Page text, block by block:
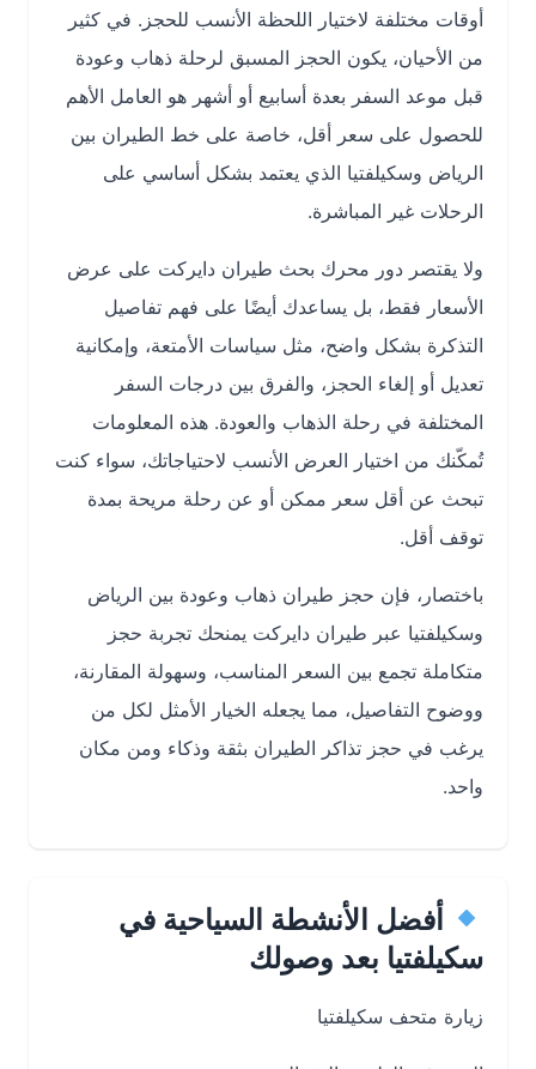
أوقات مختلفة لاختيار اللحظة الأنسب للحجز. في كثير
من الأحيان، يكون الحجز المسبق لرحلة ذهاب وعودة
قبل موعد السفر بعدة أسابيع أو أشهر هو العامل الأهم
للحصول على سعر أقل، خاصة على خط الطيران بين
الرياض وسكيلفتيا الذي يعتمد بشكل أساسي على
الرحلات غير المباشرة.
ولا يقتصر دور محرك بحث طيران دايركت على عرض
الأسعار فقط، بل يساعدك أيضًا على فهم تفاصيل
التذكرة بشكل واضح، مثل سياسات الأمتعة، وإمكانية
تعديل أو إلغاء الحجز، والفرق بين درجات السفر
المختلفة في رحلة الذهاب والعودة. هذه المعلومات
تُمكّنك من اختيار العرض الأنسب لاحتياجاتك، سواء كنت
تبحث عن أقل سعر ممكن أو عن رحلة مريحة بمدة
توقف أقل.
باختصار، فإن حجز طيران ذهاب وعودة بين الرياض
وسكيلفتيا عبر طيران دايركت يمنحك تجربة حجز
متكاملة تجمع بين السعر المناسب، وسهولة المقارنة،
ووضوح التفاصيل، مما يجعله الخيار الأمثل لكل من
يرغب في حجز تذاكر الطيران بثقة وذكاء ومن مكان
أفضل الأنشطة السياحية في
سكيلفتيا بعد وصولك
زيارة متحف سكيلفتيا